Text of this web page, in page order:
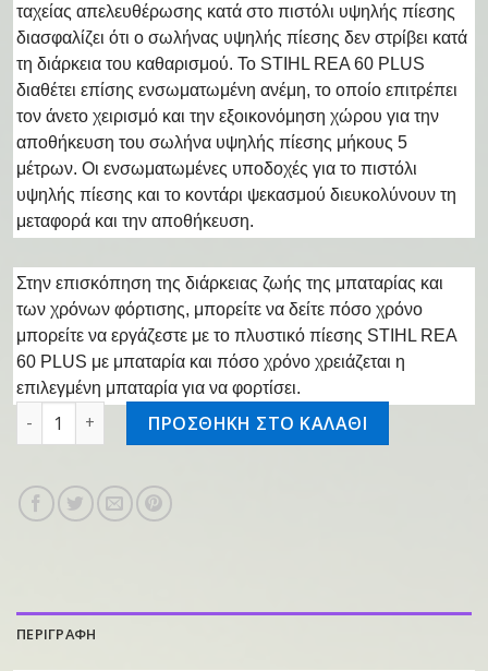
ταχείας απελευθέρωσης κατά στο πιστόλι υψηλής πίεσης
διασφαλίζει ότι ο σωλήνας υψηλής πίεσης δεν στρίβει κατά
τη διάρκεια του καθαρισμού. Το STIHL REA 60 PLUS
διαθέτει επίσης ενσωματωμένη ανέμη, το οποίο επιτρέπει
τον άνετο χειρισμό και την εξοικονόμηση χώρου για την
αποθήκευση του σωλήνα υψηλής πίεσης μήκους 5
μέτρων. Οι ενσωματωμένες υποδοχές για το πιστόλι
υψηλής πίεσης και το κοντάρι ψεκασμού διευκολύνουν τη
μεταφορά και την αποθήκευση.
Στην επισκόπηση της διάρκειας ζωής της μπαταρίας και
των χρόνων φόρτισης, μπορείτε να δείτε πόσο χρόνο
μπορείτε να εργάζεστε με το πλυστικό πίεσης STIHL REA
60 PLUS με μπαταρία και πόσο χρόνο χρειάζεται η
επιλεγμένη μπαταρία για να φορτίσει.
Επαναφορτιζόμενο πλυστικό REA 60.0 PLUS ποσότητα
ΠΡΟΣΘΗΚΗ ΣΤΟ ΚΑΛΑΘΙ
ΠΕΡΙΓΡΑΦΗ